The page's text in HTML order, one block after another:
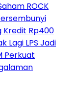
ROCK
Rp400
LPS Jadi